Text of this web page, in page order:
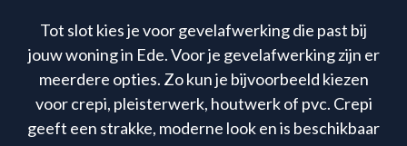
Tot slot kies je voor gevelafwerking die past bij
jouw woning in Ede. Voor je gevelafwerking zijn er
meerdere opties. Zo kun je bijvoorbeeld kiezen
voor crepi, pleisterwerk, houtwerk of pvc. Crepi
geeft een strakke, moderne look en is beschikbaar